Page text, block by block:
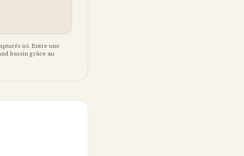
ici. Entre une
bassin grâce au